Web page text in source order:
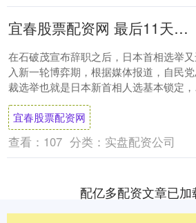
宜春股票配资网 最后11天计票，日本新首相基本锁定，中日如果开战，结局只有一种
在石破茂宣布辞职之后，日本首相选举
入新一轮博弈期，根据媒体报道，自民
裁选举也就是日本新首相人选基本锁定
可能将在两位热门人选中决出，一位是前
济安全保....
宜春股票配资网
查看： 107 分类： 实盘配资公司
配亿多配资文章已加